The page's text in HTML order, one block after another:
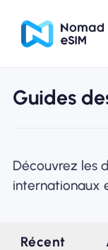
Guides
Découvrez les
internationaux
Récent